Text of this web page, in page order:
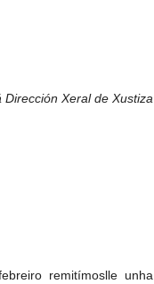
Dirección Xeral de Xustiza
remitímoslle unha